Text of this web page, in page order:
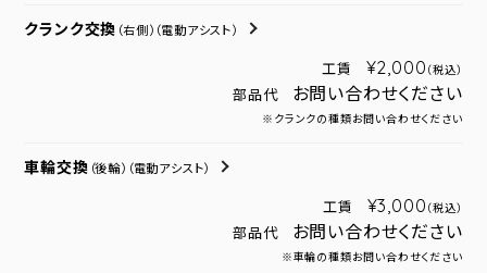
クランク交換 （右側） （電動アシスト）
工賃 ¥2,000 （税込）
部品代 お問い合わせください
※クランクの種類お問い合わせください
車輪交換 （後輪） （電動アシスト）
工賃 ¥3,000 （税込）
部品代 お問い合わせください
※車輪の種類お問い合わせください